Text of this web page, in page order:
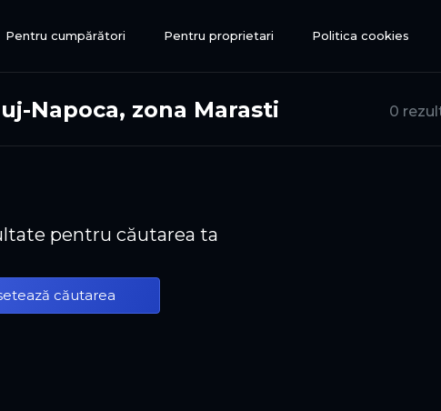
Pentru cumpărători Pentru proprietari Politica cookies
0
Napoca, zona Marasti
pentru căutarea ta
căutarea